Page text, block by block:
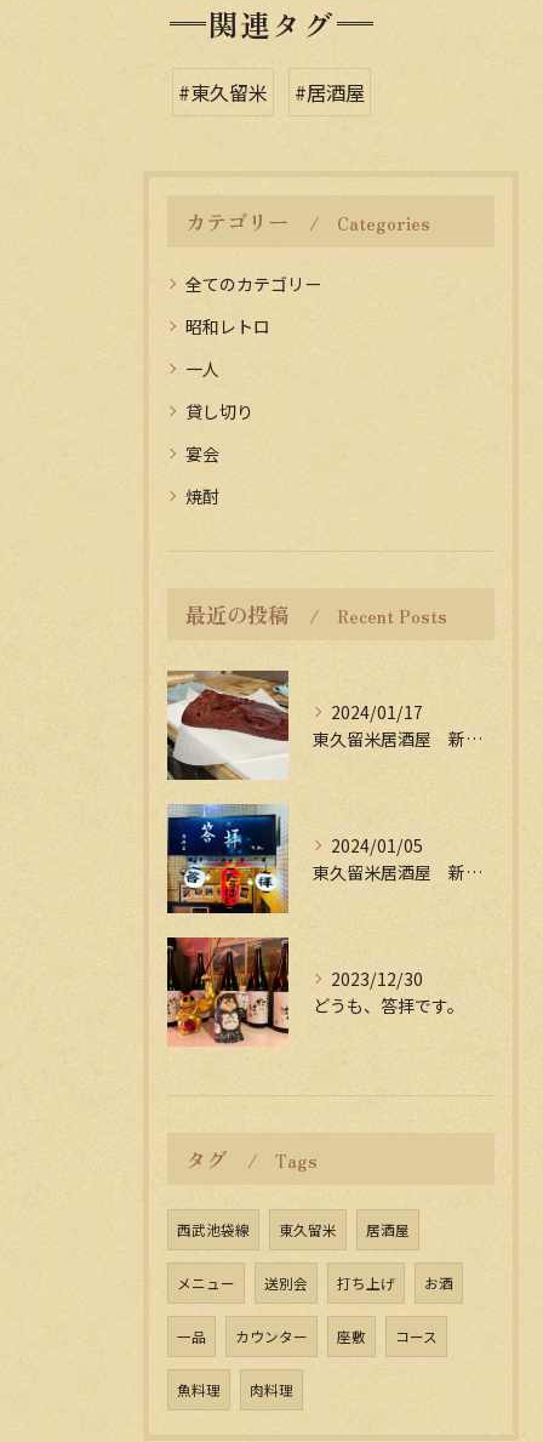
関連タグ
#東久留米 #居酒屋
カテゴリー Categories
全てのカテゴリー
昭和レトロ
一人
貸し切り
宴会
焼酎
最近の投稿 Recent Posts
2024/01/17
東久留米居酒屋 新年会受付中
2024/01/05
東久留米居酒屋 新年会受付中
2023/12/30
どうも、答拝です。
タグ Tags
西武池袋線 東久留米 居酒屋
メニュー 送別会 打ち上げ お酒
一品 カウンター 座敷 コース
魚料理 肉料理